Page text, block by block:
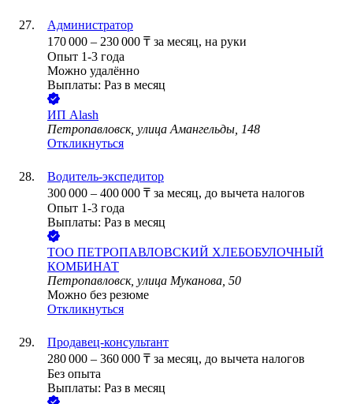
Администратор
170 000 – 230 000 ₸ за месяц, на руки
Опыт 1-3 года
Можно удалённо
Выплаты: Раз в месяц
ИП Alash
Петропавловск, улица Амангельды, 148
Откликнуться
Водитель-экспедитор
300 000 – 400 000 ₸ за месяц, до вычета налогов
Опыт 1-3 года
Выплаты: Раз в месяц
ТОО ПЕТРОПАВЛОВСКИЙ ХЛЕБОБУЛОЧНЫЙ
КОМБИНАТ
Петропавловск, улица Муканова, 50
Можно без резюме
Откликнуться
Продавец-консультант
280 000 – 360 000 ₸ за месяц, до вычета налогов
Без опыта
Выплаты: Раз в месяц